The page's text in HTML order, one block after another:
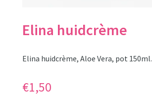
Elina huidcrème
Elina huidcrème, Aloe Vera, pot 150ml.
€1,50